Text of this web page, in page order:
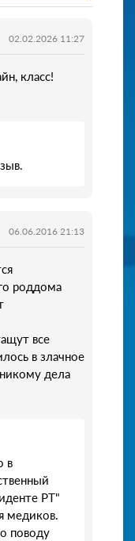
02.02.2026 11:27
класс!
06.06.2016 21:13
роддома
все
в злачное
дела
в
РТ"
медиков.
поводу